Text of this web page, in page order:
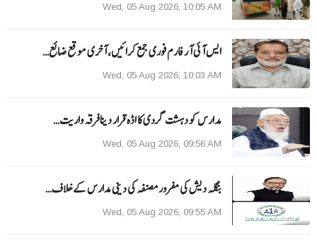
Wed, 05 Aug 2026, 10:05 AM
ایس آئی آر فارم فوری جمع کرائیں، آخری موقع ضائع…
Wed, 05 Aug 2026, 10:03 AM
مدارس کو دہشت گردی کا اڈہ قرار دینا فرقہ واریت…
Wed, 05 Aug 2026, 09:56 AM
بنگلہ دیش کی مفرور مصنفہ کی دینی مدارس کے خلاف…
Wed, 05 Aug 2026, 09:55 AM